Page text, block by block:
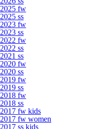
2025 fw
2025 ss
2023 fw
2023 ss
2022 fw
2022 ss
2021 ss
2020 fw
2020 ss
2019 fw
2019 ss
2018 fw
2018 ss
2017 fw kids
2017 fw women
2017 ss kids